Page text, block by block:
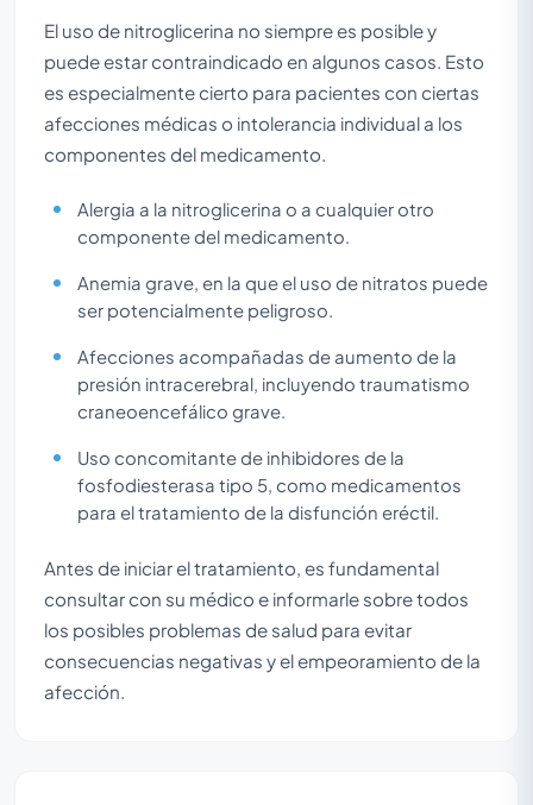
El uso de nitroglicerina no siempre es posible y
puede estar contraindicado en algunos casos. Esto
es especialmente cierto para pacientes con ciertas
afecciones médicas o intolerancia individual a los
componentes del medicamento.
Alergia a la nitroglicerina o a cualquier otro
componente del medicamento.
Anemia grave, en la que el uso de nitratos puede
ser potencialmente peligroso.
Afecciones acompañadas de aumento de la
presión intracerebral, incluyendo traumatismo
craneoencefálico grave.
Uso concomitante de inhibidores de la
fosfodiesterasa tipo 5, como medicamentos
para el tratamiento de la disfunción eréctil.
Antes de iniciar el tratamiento, es fundamental
consultar con su médico e informarle sobre todos
los posibles problemas de salud para evitar
consecuencias negativas y el empeoramiento de la
afección.